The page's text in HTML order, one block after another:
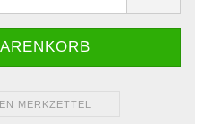
MERKZETTEL